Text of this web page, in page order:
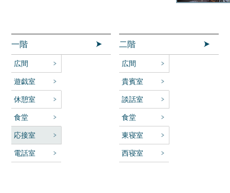
一階
広間
遊戯室
休憩室
食堂
応接室
電話室
二階
広間
貴賓室
談話室
食堂
東寝室
西寝室